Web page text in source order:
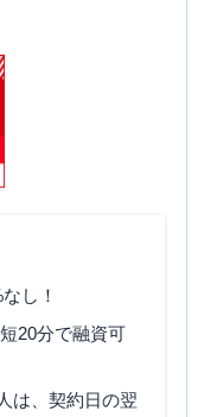
し！
20分で融資可
は、契約日の翌